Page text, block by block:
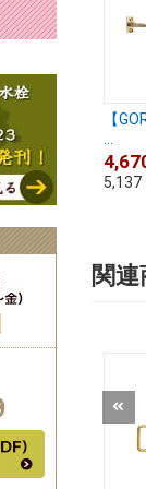
【
...
5,137
関